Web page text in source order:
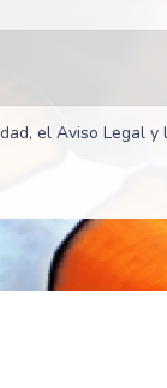
el Aviso Legal y